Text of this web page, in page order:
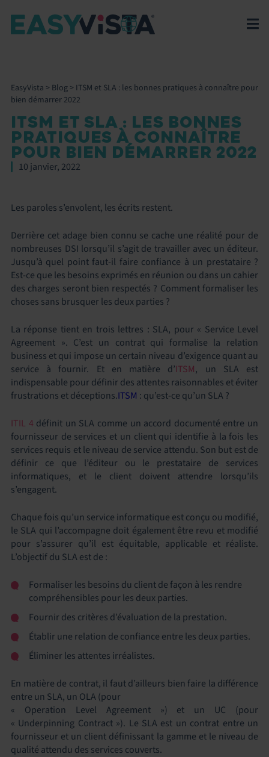
EasyVista > Blog> ITSM et SLA : les bonnes pratiques à connaître pour
bien démarrer 2022
ITSM ET SLA : LES BONNES
PRATIQUES À CONNAÎTRE
POUR BIEN DÉMARRER 2022
10 janvier, 2022
Les paroles s’envolent, les écrits restent.
Derrière cet adage bien connu se cache une réalité pour de
nombreuses DSI lorsqu’il s’agit de travailler avec un éditeur.
Jusqu’à quel point faut-il faire confiance à un prestataire ?
Est-ce que les besoins exprimés en réunion ou dans un cahier
des charges seront bien respectés ? Comment formaliser les
choses sans brusquer les deux parties ?
La réponse tient en trois lettres : SLA, pour « Service Level
Agreement ». C’est un contrat qui formalise la relation
business et qui impose un certain niveau d’exigence quant au
service à fournir. Et en matière d’ITSM, un SLA est
indispensable pour définir des attentes raisonnables et éviter
frustrations et déceptions.ITSM : qu’est-ce qu’un SLA ?
ITIL 4 définit un SLA comme un accord documenté entre un
fournisseur de services et un client qui identifie à la fois les
services requis et le niveau de service attendu. Son but est de
définir ce que l’éditeur ou le prestataire de services
informatiques, et le client doivent attendre lorsqu’ils
s’engagent.
Chaque fois qu’un service informatique est conçu ou modifié,
le SLA qui l’accompagne doit également être revu et modifié
pour s’assurer qu’il est équitable, applicable et réaliste.
L’objectif du SLA est de :
Formaliser les besoins du client de façon à les rendre
compréhensibles pour les deux parties.
Fournir des critères d’évaluation de la prestation.
Établir une relation de confiance entre les deux parties.
Éliminer les attentes irréalistes.
En matière de contrat, il faut d’ailleurs bien faire la différence
entre un SLA, un OLA (pour
« Operation Level Agreement ») et un UC (pour
« Underpinning Contract »). Le SLA est un contrat entre un
fournisseur et un client définissant la gamme et le niveau de
qualité attendu des services couverts.